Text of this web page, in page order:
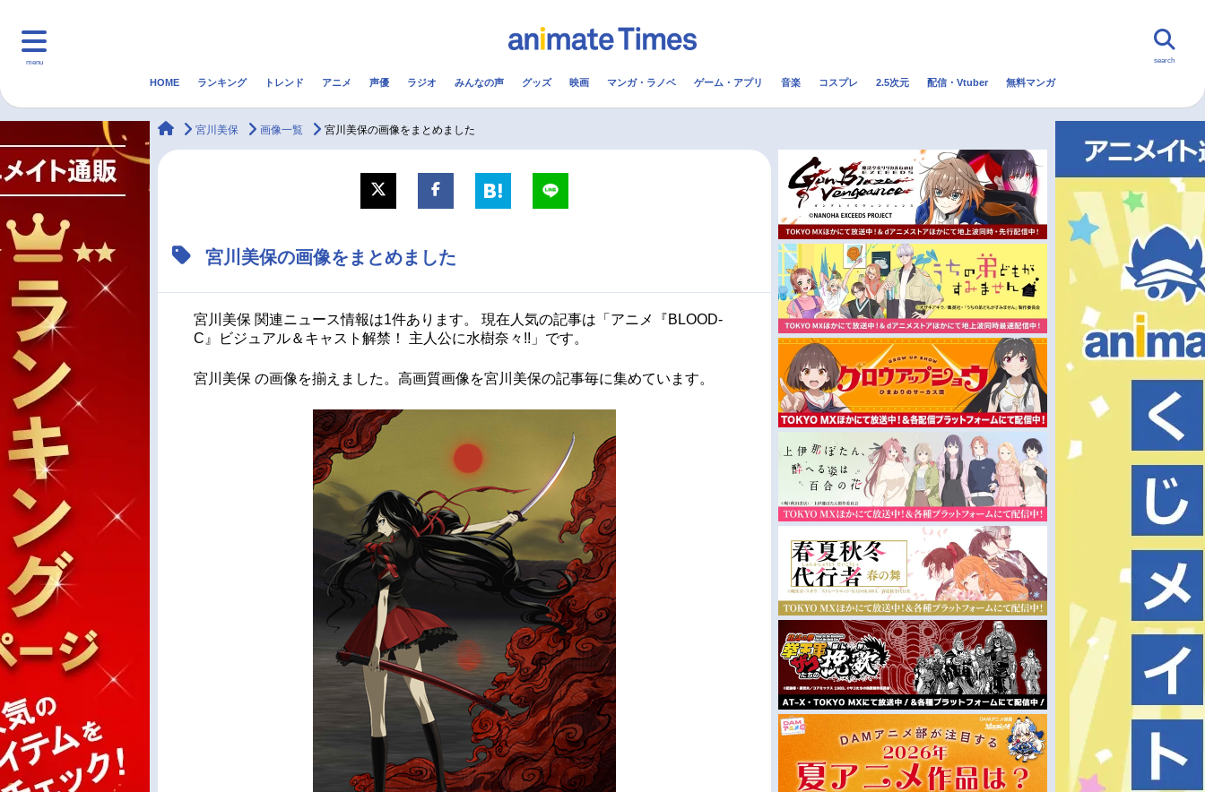
menu
マンガ・ラノベ 音楽 配信・Vtuber トレンド 無料マンガ
アニメ記事一覧
声優記事一覧 男性声優/女性声優一覧
今期アニメ曜日別一覧
夏アニメ
秋アニメ
冬アニメ
FOLLOW US
search
HOME ランキング トレンド アニメ 声優 ラジオ みんなの声 グッズ 映画 マンガ・ラノベ ゲーム・アプリ 音楽 コスプレ 2.5次元 配信・Vtuber 無料マンガ
animateTimes
宮川美保 画像一覧 宮川美保の画像をまとめました
宮川美保の画像をまとめました
宮川美保 関連ニュース情報は1件あります。 現在人気の記事は「アニメ『BLOOD-
C』ビジュアル＆キャスト解禁！ 主人公に水樹奈々!!」です。
宮川美保 の画像を揃えました。高画質画像を宮川美保の記事毎に集めています。